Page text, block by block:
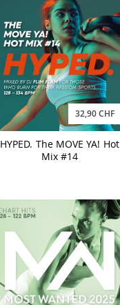
32,90 CHF
HYPED. The MOVE YA! Hot
Mix #14